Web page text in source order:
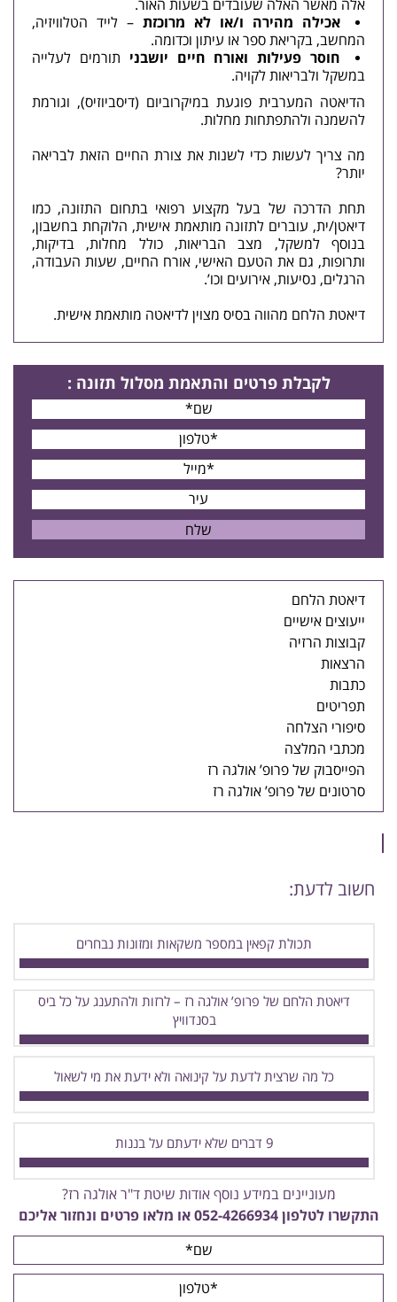
אלה מאשר האלה שעובדים בשעות האור.
אכילה מהירה ו/או לא מרוכזת – לייד הטלוויזיה,
המחשב, בקריאת ספר או עיתון וכדומה.
חוסר פעילות ואורח חיים יושבני תורמים לעלייה
במשקל ולבריאות לקויה.
הדיאטה המערבית פוגעת במיקרוביום (דיסביוזיס), וגורמת
להשמנה ולהתפתחות מחלות.
מה צריך לעשות כדי לשנות את צורת החיים הזאת לבריאה
יותר?
תחת הדרכה של בעל מקצוע רפואי בתחום התזונה, כמו
דיאטן/ית, עוברים לתזונה מותאמת אישית, הלוקחת בחשבון,
בנוסף למשקל, מצב הבריאות, כולל מחלות, בדיקות,
ותרופות, גם את הטעם האישי, אורח החיים, שעות העבודה,
הרגלים, נסיעות, אירועים וכו’.
דיאטת הלחם מהווה בסיס מצוין לדיאטה מותאמת אישית.
לקבלת פרטים והתאמת מסלול תזונה :
דיאטת הלחם
ייעוצים אישיים
קבוצות הרזיה
הרצאות
כתבות
תפריטים
סיפורי הצלחה
מכתבי המלצה
הפייסבוק של פרופ’ אולגה רז
סרטונים של פרופ’ אולגה רז
חשוב לדעת:
תכולת קפאין במספר משקאות ומזונות נבחרים
דיאטת הלחם של פרופ’ אולגה רז – לרזות ולהתענג על כל ביס
בסנדוויץ
כל מה שרצית לדעת על קינואה ולא ידעת את מי לשאול
9 דברים שלא ידעתם על בננות
מעוניינים במידע נוסף אודות שיטת ד"ר אולגה רז?
התקשרו לטלפון052-4266934 או מלאו פרטים ונחזור אליכם